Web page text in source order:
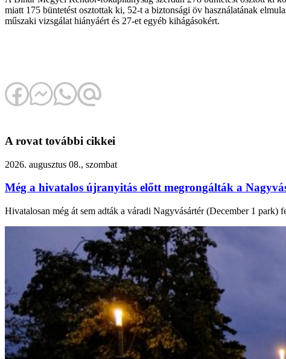
miatt 175 büntetést osztottak ki, 52-t a biztonsági öv használatának
műszaki vizsgálat hiányáért és 27-et egyéb kihágásokért.
A rovat további cikkei
2026. augusztus 08., szombat
Még a hivatalos újranyitás előtt megrongálták a
Hivatalosan még át sem adták a váradi Nagyvásártér (December 1